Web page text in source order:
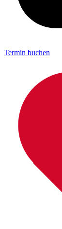
Termin buchen